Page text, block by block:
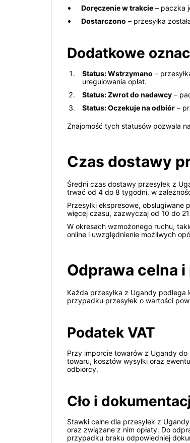
Doręczenie w trakcie – paczka
Dostarczono – przesyłka
Dodatkowe
Status: Wstrzymano –
uregulowania opłat.
Status: Zwrot do nadawcy –
Status: Oczekuje na odbiór –
Znajomość tych statusów pozwala
Czas dostawy
Średni czas dostawy przesyłek z
trwać od 4 do 8 tygodni, w
Przesyłki ekspresowe,
więcej czasu, zazwyczaj od 10 do
W okresach wzmożonego ruchu,
online i uwzględnienie możliwych
Odprawa celna i
Każda przesyłka z Ugandy
przypadku przesyłek o wartości
Podatek VAT
Przy imporcie towarów z Ugandy do
towaru, kosztów wysyłki oraz
odbiorcy.
Cło i
Stawki celne dla przesyłek z
oraz związane z nim opłaty. Do
przypadku braku odpowiedniej